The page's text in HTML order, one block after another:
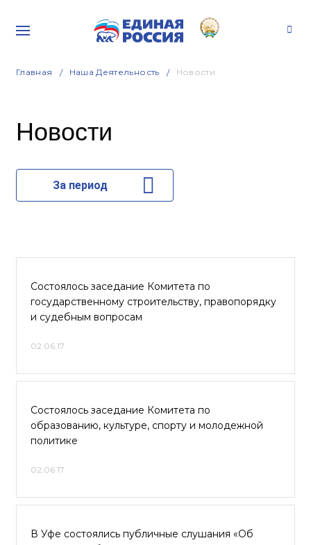
Главная Наша Деятельность Новости
Новости
За период
Состоялось заседание Комитета по
государственному строительству, правопорядку
и судебным вопросам
02.06.17
Состоялось заседание Комитета по
образованию, культуре, спорту и молодежной
политике
02.06.17
В Уфе состоялись публичные слушания «Об